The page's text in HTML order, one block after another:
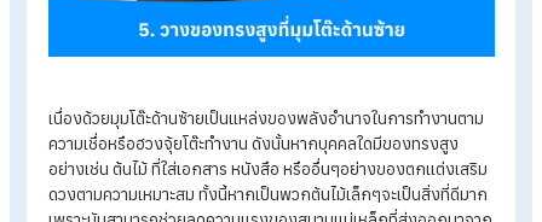
ในผู้ที่ต้องการจัดโต๊ะทำงานตามหลักฮวงจุ้ย
ต้นไม้มงคล เช่น ต้นรวยไม่เลิก ต้นเงินไหลมา เป็นต้น ซึ่งของสิ่
การแสดงความยินดีกิจการใหม่หรือการเปิดธุรกิจใดๆก็แล้วแ
ผู้คนมักส่งมอบต้นไม้เหล่านี้ให้กันเพื่อเสริมสร้างสิริมงคล
น้ำหอมตั้งโต๊ะ เป็นอีกหนึ่งสิ่งที่ใครหลายคนไม่คาดคิดว่ามันคือ
สิ่งของที่นำไว้เสริมดวง โดยมันจะทำให้หน้าที่การงานเจริญ